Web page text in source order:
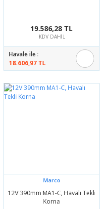
19.586,28 TL
KDV DAHİL
Havale ile :
18.606,97 TL
Marco
12V 390mm MA1-C, Havalı Tekli
Korna